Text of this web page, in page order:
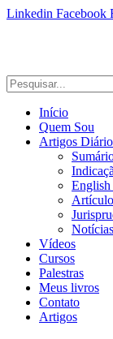
Linkedin Facebook
Início
Quem Sou
Artigos
Notícias
Vídeos
Cursos
Palestras
Meus livros
Contato
Artigos